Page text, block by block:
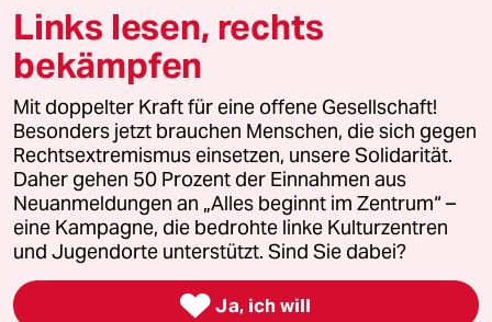
© 2026 taz Verlags und Vertriebs GmbH
Alle Rechte vorbehalten. Bei rechtlichen Fragen oder für Genehmigungen
wenden Sie sich bitte an
lizenzen@taz.de
Feedback Redaktionsstatut Kommune-Richtlinien
Leitlinie Informant Datenschutz Impressum AGB
Seitenwende Einwilligungen widerrufen (Ads)
Links lesen, rechts
bekämpfen
Mit doppelter Kraft für eine offene Gesellschaft!
Besonders jetzt brauchen Menschen, die sich gegen
Rechtsextremismus einsetzen, unsere Solidarität.
Daher gehen 50 Prozent der Einnahmen aus
Neuanmeldungen an „Alles beginnt im Zentrum“ –
eine Kampagne, die bedrohte linke Kulturzentren
und Jugendorte unterstützt. Sind Sie dabei?
 Ja, ich will